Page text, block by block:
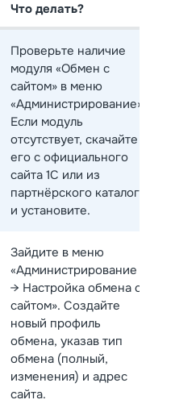
Что делать?
Проверьте наличие
модуля «Обмен с
сайтом» в меню
«Администрирование».
Если модуль
отсутствует, скачайте
его с официального
сайта 1С или из
партнёрского каталога
и установите.
Зайдите в меню
«Администрирование
→ Настройка обмена с
сайтом». Создайте
новый профиль
обмена, указав тип
обмена (полный,
изменения) и адрес
сайта.